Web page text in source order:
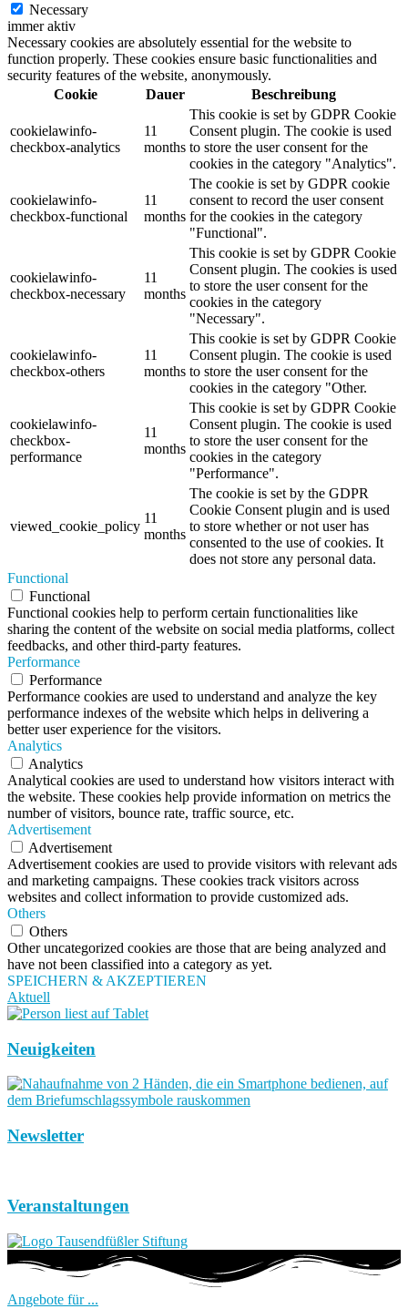
Necessary
immer aktiv
Necessary cookies are absolutely essential for the website to
function properly. These cookies ensure basic functionalities and
security features of the website, anonymously.
Cookie
Dauer Beschreibung
cookielawinfo-
checkbox-analytics
11
months
This cookie is set by GDPR Cookie
Consent plugin. The cookie is used
to store the user consent for the
cookies in the category "Analytics".
cookielawinfo-
checkbox-functional
11
months
The cookie is set by GDPR cookie
consent to record the user consent
for the cookies in the category
"Functional".
cookielawinfo-
checkbox-necessary
11
months
This cookie is set by GDPR Cookie
Consent plugin. The cookies is used
to store the user consent for the
cookies in the category
"Necessary".
cookielawinfo-
checkbox-others
11
months
This cookie is set by GDPR Cookie
Consent plugin. The cookie is used
to store the user consent for the
cookies in the category "Other.
cookielawinfo-
checkbox-
performance
11
months
This cookie is set by GDPR Cookie
Consent plugin. The cookie is used
to store the user consent for the
cookies in the category
"Performance".
viewed_cookie_policy
11
months
The cookie is set by the GDPR
Cookie Consent plugin and is used
to store whether or not user has
consented to the use of cookies. It
does not store any personal data.
Functional
Functional
Functional cookies help to perform certain functionalities like
sharing the content of the website on social media platforms, collect
feedbacks, and other third-party features.
Performance
Performance
Performance cookies are used to understand and analyze the key
performance indexes of the website which helps in delivering a
better user experience for the visitors.
Analytics
Analytics
Analytical cookies are used to understand how visitors interact with
the website. These cookies help provide information on metrics the
number of visitors, bounce rate, traffic source, etc.
Advertisement
Advertisement
Advertisement cookies are used to provide visitors with relevant ads
and marketing campaigns. These cookies track visitors across
websites and collect information to provide customized ads.
Others
Others
Other uncategorized cookies are those that are being analyzed and
have not been classified into a category as yet.
SPEICHERN & AKZEPTIEREN
Aktuell
Neuigkeiten
Newsletter
Veranstaltungen
Angebote für ...